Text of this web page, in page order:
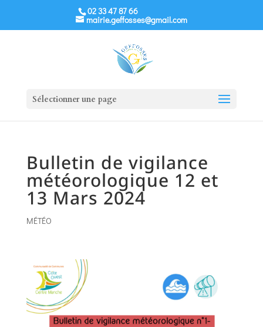
02 33 47 87 66
mairie.geffosses@gmail.com
Sélectionner une page
Bulletin de vigilance
météorologique 12 et
13 Mars 2024
MÉTÉO